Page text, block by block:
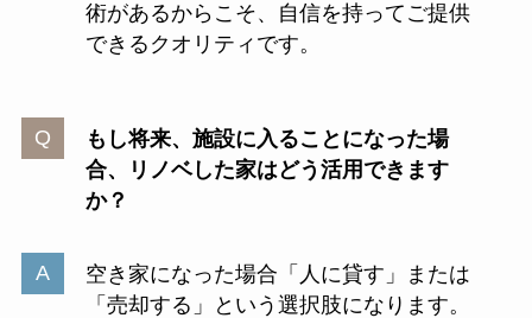
術があるからこそ、自信を持ってご提供
できるクオリティです。
もし将来、施設に入ることになった場
合、リノベした家はどう活用できます
か？
空き家になった場合「人に貸す」または
「売却する」という選択肢になります。